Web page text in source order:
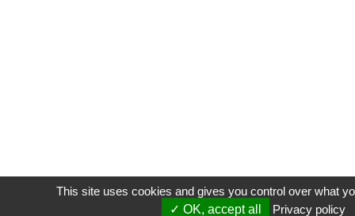
This site uses cookies and gives you control over what
OK, accept all
Privacy policy